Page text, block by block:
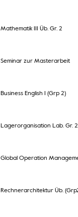
Mathematik III Üb. Gr. 2
Seminar zur Masterarbeit
Business English I (Grp 2)
Lagerorganisation Lab. Gr. 2
Global Operation
Rechnerarchitektur Üb.